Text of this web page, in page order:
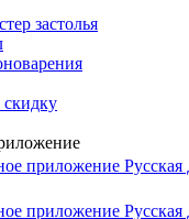
застолья